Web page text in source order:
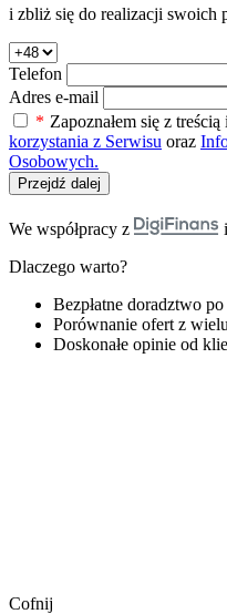
i zbliż się do realizacji swoich
Telefon
Adres e-mail
* Zapoznałem się z
korzystania z Serwisu oraz
Osobowych.
Przejdź dalej
We współpracy z
i
Dlaczego warto?
Bezpłatne doradztwo
Porównanie ofert z
Doskonałe opinie od
Cofnij